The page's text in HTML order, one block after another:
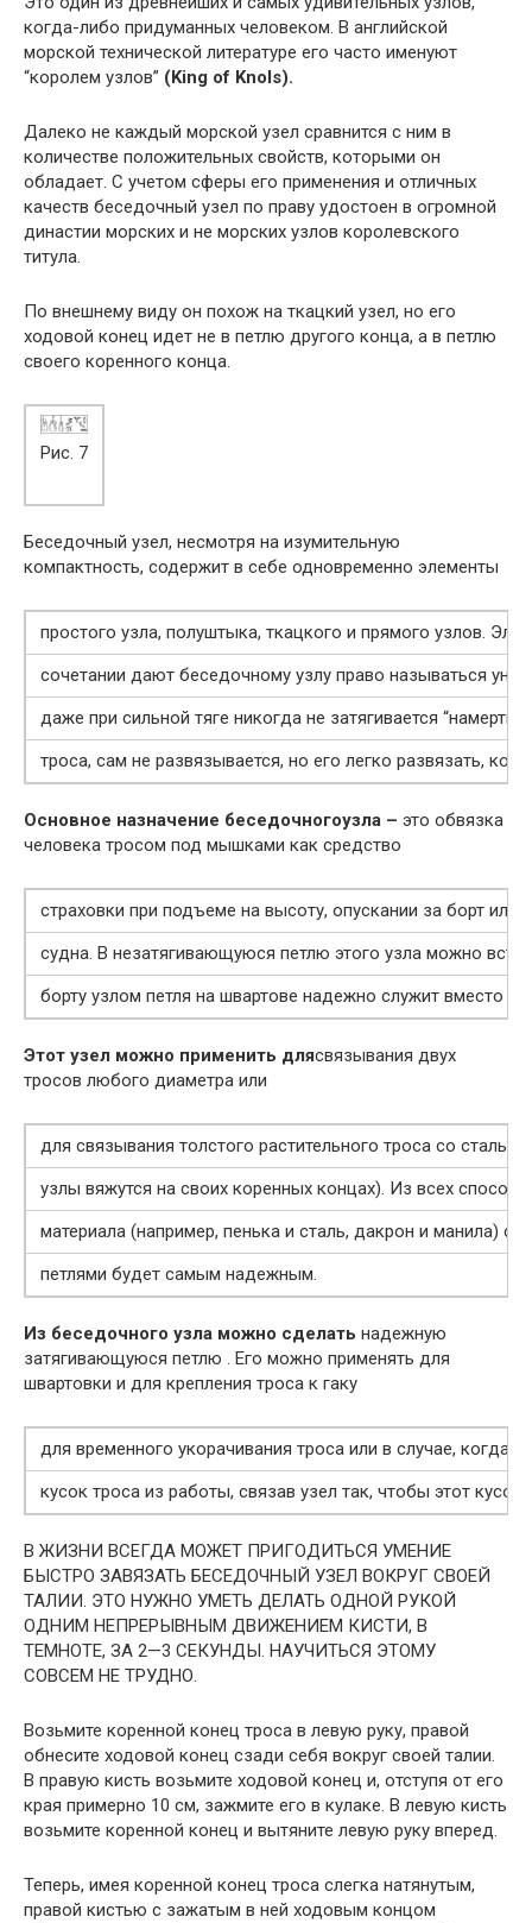
когда-либо придуманных человеком. В английской
морской технической литературе его часто именуют
“королем узлов” (King of Knols).
Далеко не каждый морской узел сравнится с ним в
количестве положительных свойств, которыми он
обладает. С учетом сферы его применения и отличных
качеств беседочный узел по праву удостоен в огромной
династии морских и не морских узлов королевского
титула.
По внешнему виду он похож на ткацкий узел, но его
ходовой конец идет не в петлю другого конца, а в петлю
своего коренного конца.
Рис. 7
Беседочный узел, несмотря на изумительную
компактность, содержит в себе одновременно элементы
простого узла, полуштыка, ткацкого и прямого узлов.
сочетании дают беседочному узлу право называться
даже при сильной тяге никогда не затягивается
троса, сам не развязывается, но его легко развязать,
Основное назначение беседочногоузла – это обвязка
человека тросом под мышками как средство
страховки при подъеме на высоту, опускании за борт
судна. В незатягивающуюся петлю этого узла можно
борту узлом петля на швартове надежно служит вместо
Этот узел можно применить длясвязывания двух
тросов любого диаметра или
для связывания толстого растительного троса со
узлы вяжутся на своих коренных концах). Из всех
материала (например, пенька и сталь, дакрон и манила)
петлями будет самым надежным.
Из беседочного узла можно сделать надежную
затягивающуюся петлю . Его можно применять для
швартовки и для крепления троса к гаку
для временного укорачивания троса или в случае, когда
кусок троса из работы, связав узел так, чтобы этот кусок
В ЖИЗНИ ВСЕГДА МОЖЕТ ПРИГОДИТЬСЯ УМЕНИЕ
БЫСТРО ЗАВЯЗАТЬ БЕСЕДОЧНЫЙ УЗЕЛ ВОКРУГ СВОЕЙ
ТАЛИИ. ЭТО НУЖНО УМЕТЬ ДЕЛАТЬ ОДНОЙ РУКОЙ
ОДНИМ НЕПРЕРЫВНЫМ ДВИЖЕНИЕМ КИСТИ, В
ТЕМНОТЕ, ЗА 2—3 СЕКУНДЫ. НАУЧИТЬСЯ ЭТОМУ
СОВСЕМ НЕ ТРУДНО.
Возьмите коренной конец троса в левую руку, правой
обнесите ходовой конец сзади себя вокруг своей талии.
В правую кисть возьмите ходовой конец и, отступя от его
края примерно 10 см, зажмите его в кулаке. В левую кисть
возьмите коренной конец и вытяните левую руку вперед.
Теперь, имея коренной конец троса слегка натянутым,
правой кистью с зажатым в ней ходовым концом